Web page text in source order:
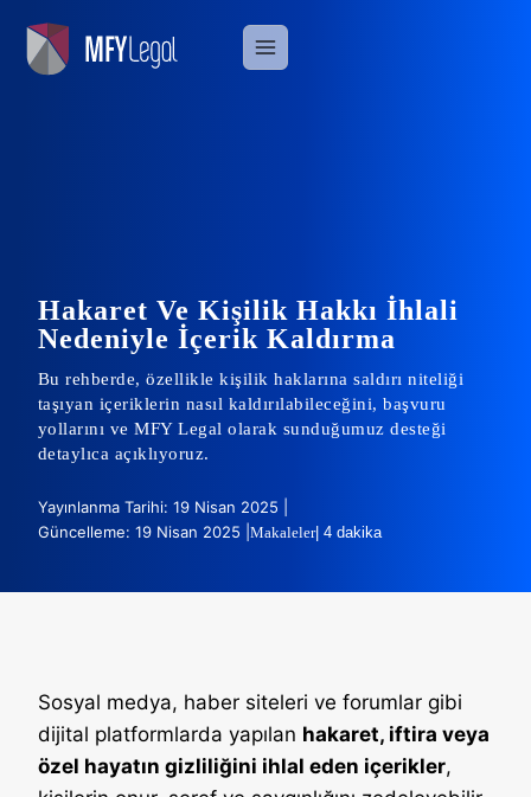
content
Hakaret Ve Kişilik Hakkı İhlali
Nedeniyle İçerik Kaldırma
Bu rehberde, özellikle kişilik haklarına saldırı niteliği
taşıyan içeriklerin nasıl kaldırılabileceğini, başvuru
yollarını ve MFY Legal olarak sunduğumuz desteği
detaylıca açıklıyoruz.
Yayınlanma Tarihi: 19 Nisan 2025 |
Güncelleme: 19 Nisan 2025 | Makaleler| 4 dakika
Sosyal medya, haber siteleri ve forumlar gibi
dijital platformlarda yapılan hakaret, iftira veya
özel hayatın gizliliğini ihlal eden içerikler,